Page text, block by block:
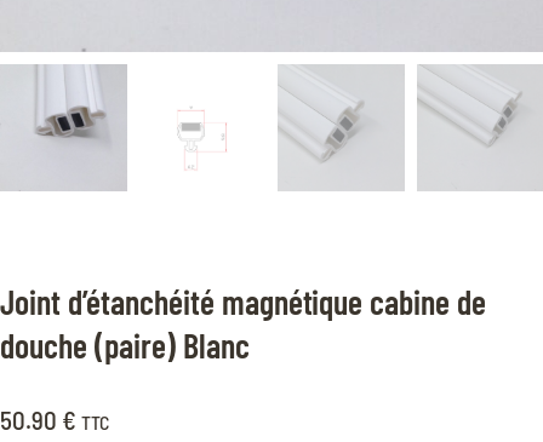
Joint d’étanchéité magnétique cabine de
douche (paire) Blanc
50.90 € TTC